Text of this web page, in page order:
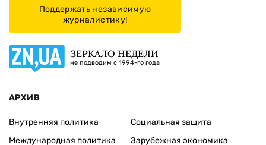
Поддержать независимую
журналистику!
ЗЕРКАЛО НЕДЕЛИ
не подводим с 1994-го года
АРХИВ
Внутренняя политика
Международная политика
Социальная защита
Зарубежная экономика